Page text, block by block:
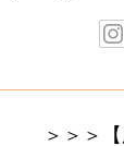
＞＞＞